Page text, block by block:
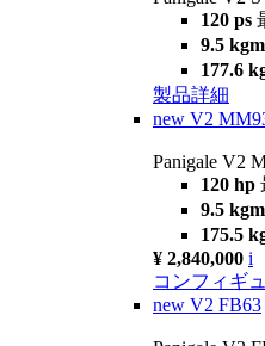
120 ps
9.5 kgm
177.6
製品詳細
new V2
Panigale V2
120 hp
9.5 kgm
175.5
¥ 2,840,000 i
コンフィギ
new V2 FB63